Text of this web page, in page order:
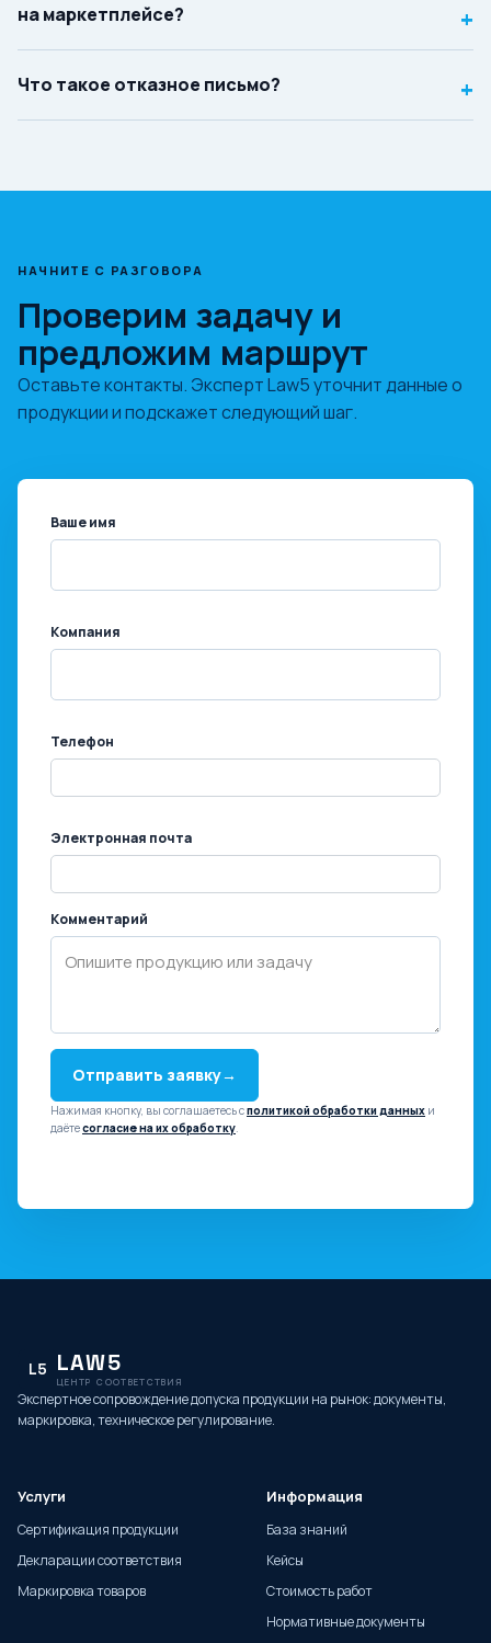
на маркетплейсе?
+
Что такое отказное письмо? +
НАЧНИТЕ С РАЗГОВОРА
Проверим задачу и
предложим маршрут
Оставьте контакты. Эксперт Law5 уточнит данные о
продукции и подскажет следующий шаг.
Ваше имя
Компания
Телефон
Электронная почта
Комментарий
Отправить заявку→
Нажимая кнопку, вы соглашаетесь сполитикой обработки данных и
даётесогласие на их обработку.
L5 LAW5
ЦЕНТР СООТВЕТСТВИЯ
Экспертное сопровождение допуска продукции на рынок: документы,
маркировка, техническое регулирование.
Услуги
Сертификация продукции
Декларации соответствия
Маркировка товаров
Информация
База знаний
Кейсы
Стоимость работ
Нормативные документы